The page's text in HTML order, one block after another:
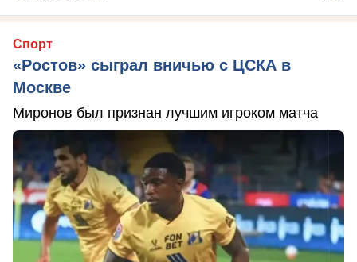
Спорт
«Ростов» сыграл вничью с ЦСКА в
Москве
Миронов был признан лучшим игроком матча